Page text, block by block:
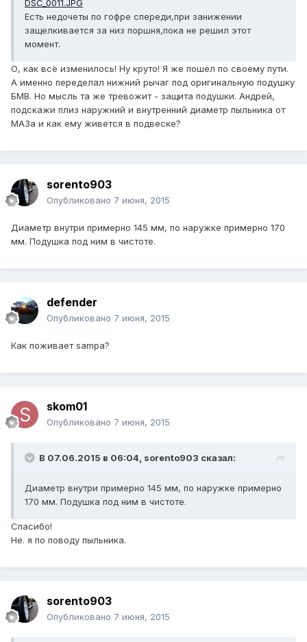
DSC_0011.JPG
Есть недочеты по гофре спереди,при занижении
защелкивается за низ поршня,пока не решил этот
момент.
О, как всё изменилось! Ну круто! Я же пошел по своему пути.
А именно переделал нижний рычаг под оригинальную подушку
БМВ. Но мысль та же тревожит - защита подушки. Андрей,
подскажи плиз наружний и внутренний диаметр пыльника от
МАЗа и как ему живется в подвеске?
sorento903
Опубликовано 7 июня, 2015
Диаметр внутри примерно 145 мм, по наружке примерно 170
мм. Подушка под ним в чистоте.
defender
Опубликовано 7 июня, 2015
Как поживает sampa?
skom01
Опубликовано 7 июня, 2015
В 07.06.2015 в 06:04, sorento903 сказал:
Диаметр внутри примерно 145 мм, по наружке примерно
170 мм. Подушка под ним в чистоте.
Спасибо!
Не. я по поводу пыльника.
sorento903
Опубликовано 7 июня, 2015